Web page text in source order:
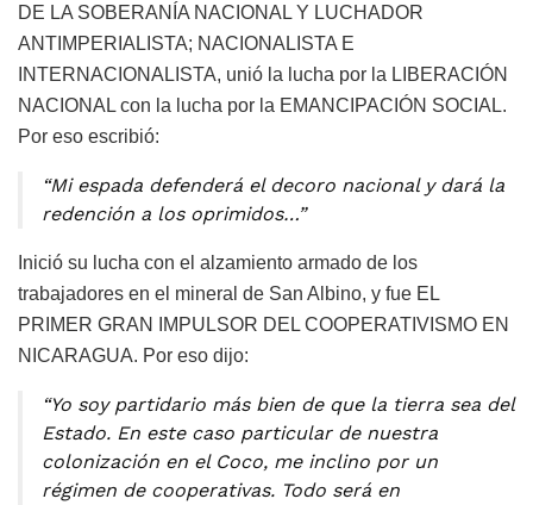
DE LA SOBERANÍA NACIONAL Y LUCHADOR
ANTIMPERIALISTA; NACIONALISTA E
INTERNACIONALISTA, unió la lucha por la LIBERACIÓN
NACIONAL con la lucha por la EMANCIPACIÓN SOCIAL.
Por eso escribió:
“Mi espada defenderá el decoro nacional y dará la
redención a los oprimidos…”
Inició su lucha con el alzamiento armado de los
trabajadores en el mineral de San Albino, y fue EL
PRIMER GRAN IMPULSOR DEL COOPERATIVISMO EN
NICARAGUA. Por eso dijo:
“Yo soy partidario más bien de que la tierra sea del
Estado. En este caso particular de nuestra
colonización en el Coco, me inclino por un
régimen de cooperativas. Todo será en